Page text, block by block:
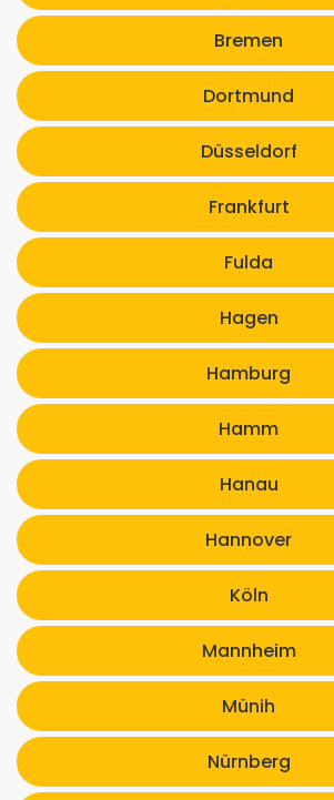
Bremen
Dortmund
Düsseldorf
Frankfurt
Fulda
Hagen
Hamburg
Hamm
Hanau
Hannover
Köln
Mannheim
Münih
Nürnberg